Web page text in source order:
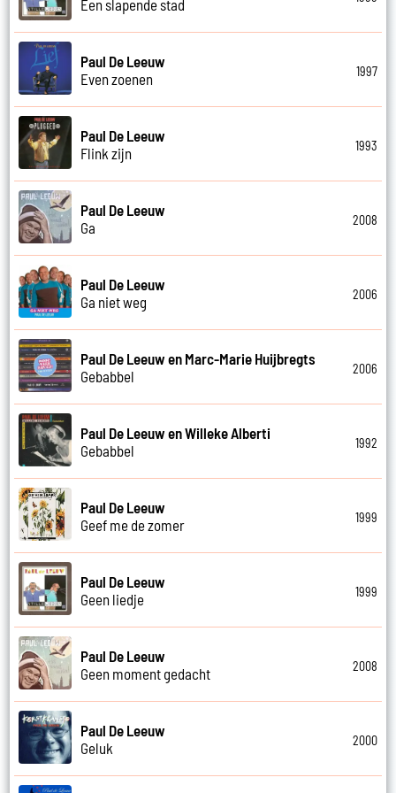
Een slapende stad
Paul De Leeuw
Even zoenen
1997
Paul De Leeuw
Flink zijn
1993
Paul De Leeuw
Ga
2008
Paul De Leeuw
Ga niet weg
2006
Paul De Leeuw en Marc-Marie Huijbregts
Gebabbel
2006
Paul De Leeuw en Willeke Alberti
Gebabbel
1992
Paul De Leeuw
Geef me de zomer
1999
Paul De Leeuw
Geen liedje
1999
Paul De Leeuw
Geen moment gedacht
2008
Paul De Leeuw
Geluk
2000